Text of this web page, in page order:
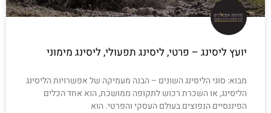
יועץ ליסינג – פרטי, ליסינג תפעולי, ליסינג מימוני
מבוא: סוגי הליסינג השונים – הבנה מעמיקה של אפשרויות הליסינג
הליסינג, או השכרת רכוש לתקופה ממושכת, הוא אחד הכלים
הפיננסיים הנפוצים בעולם העסקי והפרטי. הוא